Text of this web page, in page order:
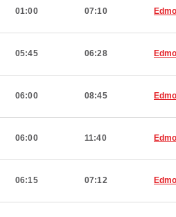
01:00 07:10
05:45 06:28
06:00 08:45
06:00 11:40
06:15 07:12